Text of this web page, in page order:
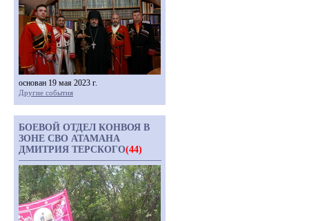
основан 19 мая 2023 г.
Другие события
БОЕВОЙ ОТДЕЛ КОНВОЯ В
ЗОНЕ СВО АТАМАНА
ДМИТРИЯ ТЕРСКОГО(44)